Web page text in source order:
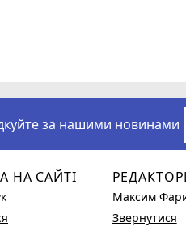
за нашими новинами
НА САЙТІ
Максим
Звернутися